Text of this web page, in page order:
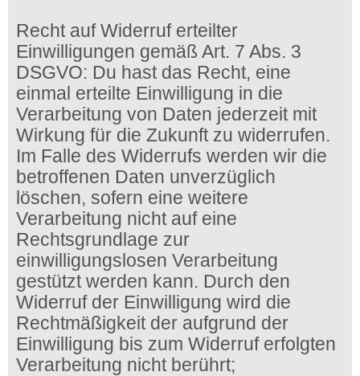
Recht auf Widerruf erteilter
Einwilligungen gemäß Art. 7 Abs. 3
DSGVO: Du hast das Recht, eine
einmal erteilte Einwilligung in die
Verarbeitung von Daten jederzeit mit
Wirkung für die Zukunft zu widerrufen.
Im Falle des Widerrufs werden wir die
betroffenen Daten unverzüglich
löschen, sofern eine weitere
Verarbeitung nicht auf eine
Rechtsgrundlage zur
einwilligungslosen Verarbeitung
gestützt werden kann. Durch den
Widerruf der Einwilligung wird die
Rechtmäßigkeit der aufgrund der
Einwilligung bis zum Widerruf erfolgten
Verarbeitung nicht berührt;